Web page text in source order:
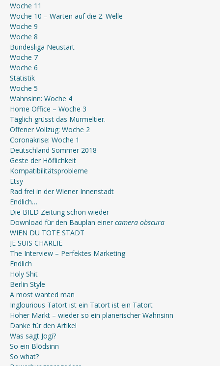
Woche 11
Woche 10 – Warten auf die 2. Welle
Woche 9
Woche 8
Bundesliga Neustart
Woche 7
Woche 6
Statistik
Woche 5
Wahnsinn: Woche 4
Home Office – Woche 3
Täglich grüsst das Murmeltier.
Offener Vollzug: Woche 2
Coronakrise: Woche 1
Deutschland Sommer 2018
Geste der Höflichkeit
Kompatibilitätsprobleme
Etsy
Rad frei in der Wiener Innenstadt
Endlich…
Die BILD Zeitung schon wieder
Download für den Bauplan einer camera obscura
WIEN DU TOTE STADT
JE SUIS CHARLIE
The Interview – Perfektes Marketing
Endlich
Holy Shit
Berlin Style
A most wanted man
Inglourious Tatort ist ein Tatort ist ein Tatort
Hoher Markt – wieder so ein planerischer Wahnsinn
Danke für den Artikel
Was sagt Jogi?
So ein Blödsinn
So what?